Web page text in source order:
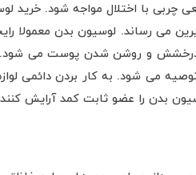
با اختلال مواجه شود. خرید
می رساند. لوسیون بدن معمولا
درخشش و روشن شدن پوست می شود.
می شود. به کار بردن دائمی
بدن را عضو ثابت کمد آرایش